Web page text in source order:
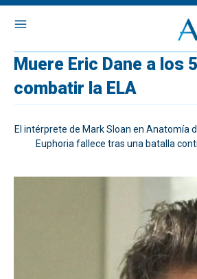
Muere Eric Dane a los
combatir la ELA
El intérprete de Mark Sloan en Anatomía
Euphoria fallece tras una batalla